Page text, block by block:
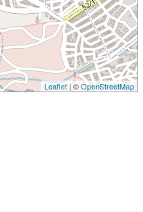
Leaflet| ©OpenStreetMap